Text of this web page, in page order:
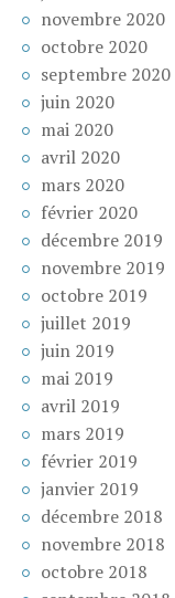
novembre 2020
octobre 2020
septembre 2020
juin 2020
mai 2020
avril 2020
mars 2020
février 2020
décembre 2019
novembre 2019
octobre 2019
juillet 2019
juin 2019
mai 2019
avril 2019
mars 2019
février 2019
janvier 2019
décembre 2018
novembre 2018
octobre 2018